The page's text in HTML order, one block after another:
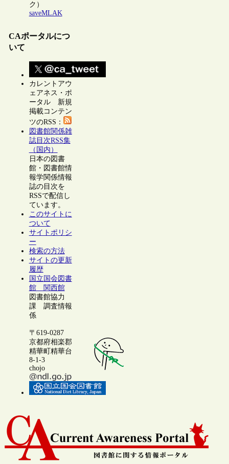
ク）
saveMLAK
CAポータルにつ
いて
カレントアウ
ェアネス・ポ
ータル 新規
掲載コンテン
ツのRSS：
図書館関係雑
誌目次RSS集
（国内）
日本の図書
館・図書館情
報学関係情報
誌の目次を
RSSで配信し
ています。
このサイトに
ついて
サイトポリシ
ー
検索の方法
サイトの更新
履歴
国立国会図書
館 関西館
図書館協力
課 調査情報
係
〒619-0287
京都府相楽郡
精華町精華台
8-1-3
chojo